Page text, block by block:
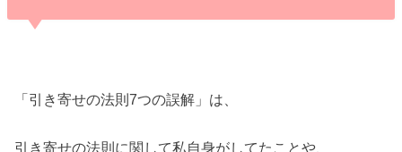
「引き寄せの法則7つの誤解」は、
引き寄せの法則に関して私自身がしてたことや、